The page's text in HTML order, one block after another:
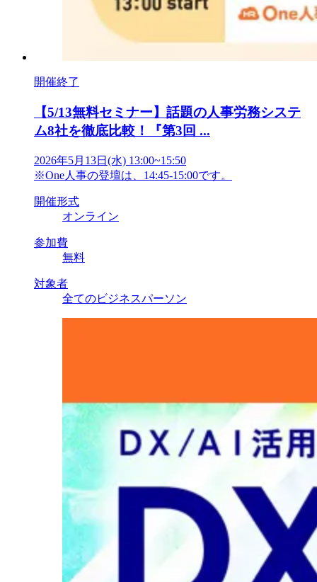
開催終了
【5/13無料セミナー】話題の人事労務システ
ム8社を徹底比較！『第3回 ...
2026年5月13日(水) 13:00~15:50
※One人事の登壇は、14:45-15:00です。
開催形式
オンライン
参加費
無料
対象者
全てのビジネスパーソン